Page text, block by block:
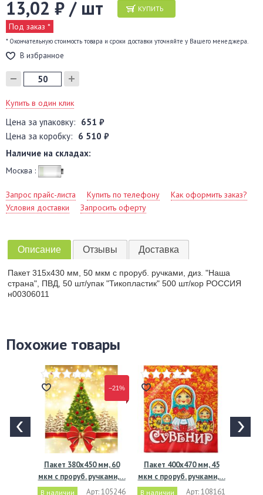
13,02 ₽ / шт КУПИТЬ
Под заказ *
* Окончательную стоимость товара и сроки доставки уточняйте у Вашего менеджера.
В избранное
Купить в один клик
Цена за упаковку: 651 ₽
Цена за коробку: 6 510 ₽
Наличие на складах:
Москва :
Запрос прайс-листа Купить по телефону
Как оформить заказ?
Условия доставки
Запросить оферту
Описание Отзывы Доставка
Пакет 315х430 мм, 50 мкм с проруб. ручками, диз. "Наша
страна", ПВД, 50 шт/упак "Тикопластик" 500 шт/кор РОССИЯ
н00306011
Похожие товары
−21%
Пакет 380х450 мм, 60
мкм с проруб. ручками,…
В наличии Арт: 105246
Пакет 400х470 мм, 45
мкм с проруб. ручками,…
В наличии Арт: 108161